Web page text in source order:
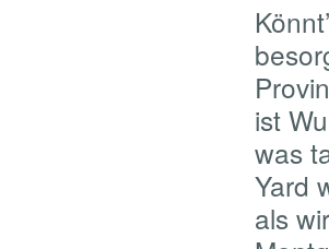
ist
was
Yard
als